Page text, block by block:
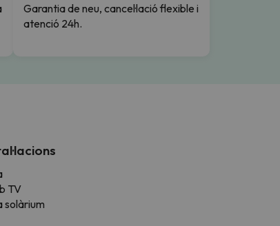
Garantia de neu, cancel·lació flexible i
atenció 24h.
TV
solàrium